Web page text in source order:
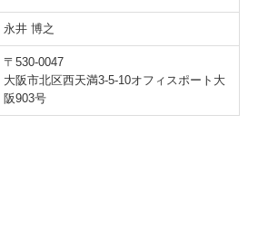
永井 博之
〒530-0047
大阪市北区西天満3-5-10オフィスポート大
阪903号